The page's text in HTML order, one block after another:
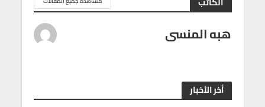
هبه المنسى
أخر الأخبار